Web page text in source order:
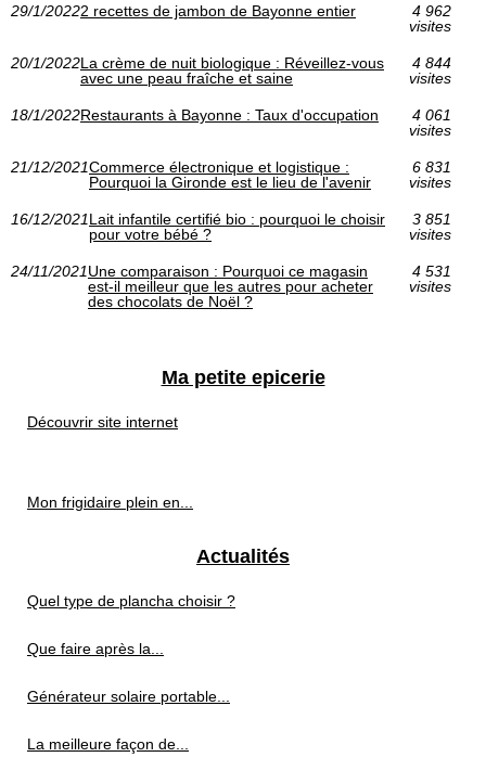
29/1/20222 recettes de jambon de Bayonne entier
4 962
visites
20/1/2022La crème de nuit biologique : Réveillez-vous
avec une peau fraîche et saine
4 844
visites
18/1/2022Restaurants à Bayonne : Taux d'occupation
4 061
visites
21/12/2021Commerce électronique et logistique :
Pourquoi la Gironde est le lieu de l'avenir
6 831
visites
16/12/2021Lait infantile certifié bio : pourquoi le choisir
pour votre bébé ?
3 851
visites
24/11/2021Une comparaison : Pourquoi ce magasin
est-il meilleur que les autres pour acheter
des chocolats de Noël ?
4 531
visites
Ma petite epicerie
Découvrir site internet
Mon frigidaire plein en...
Actualités
Quel type de plancha choisir ?
Que faire après la...
Générateur solaire portable...
La meilleure façon de...